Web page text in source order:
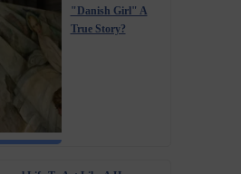
"Danish Girl" A
True Story?